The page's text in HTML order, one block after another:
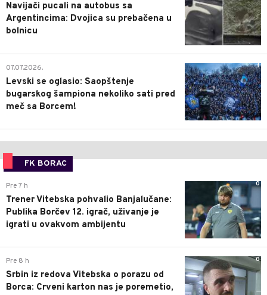
Navijači pucali na autobus sa
Argentincima: Dvojica su prebačena u
bolnicu
1
07.07.2026.
Levski se oglasio: Saopštenje
bugarskog šampiona nekoliko sati pred
meč sa Borcem!
FK BORAC
0
Pre 7 h
Trener Vitebska pohvalio Banjalučane:
Publika Borčev 12. igrač, uživanje je
igrati u ovakvom ambijentu
0
Pre 8 h
Srbin iz redova Vitebska o porazu od
Borca: Crveni karton nas je poremetio,